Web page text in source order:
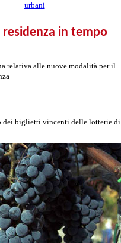
urbani
residenza in tempo
relativa alle nuove modalità per il
dei biglietti vincenti delle lotterie di